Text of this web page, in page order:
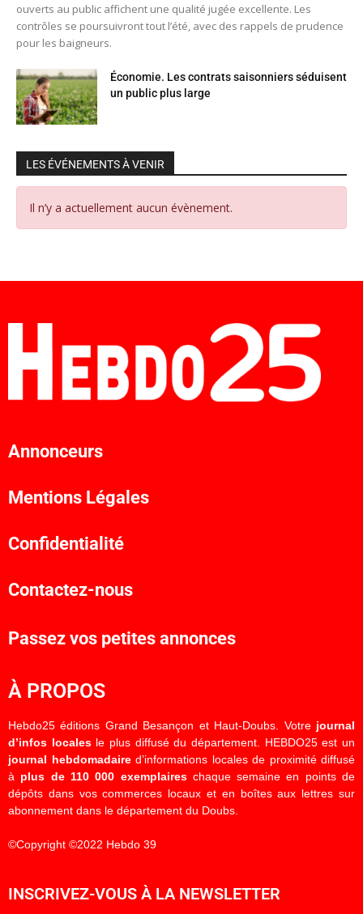
ouverts au public affichent une qualité jugée excellente. Les
contrôles se poursuivront tout l’été, avec des rappels de prudence
pour les baigneurs.
Économie. Les contrats saisonniers séduisent
un public plus large
LES ÉVÉNEMENTS À VENIR
Il n’y a actuellement aucun évènement.
Annonceurs
Mentions Légales
Confidentialité
Contactez-nous
Passez vos petites annonces
À PROPOS
Hebdo25 éditions Grand Besançon et Haut-Doubs. Votre journal
d’infos localesle plus diffusé du département. HEBDO25 est un
journal hebdomadaired’informations locales de proximité diffusé
à plus de 110 000 exemplaireschaque semaine en points de
dépôts dans vos commerces locaux et en boîtes aux lettres sur
abonnement dans le département du Doubs.
©Copyright ©2022 Hebdo 39
INSCRIVEZ-VOUS À LA NEWSLETTER